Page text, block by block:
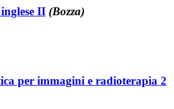
II (Bozza)
per immagini e radioterapia 2